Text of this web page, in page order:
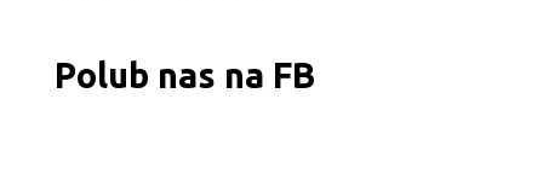
Polub nas na FB